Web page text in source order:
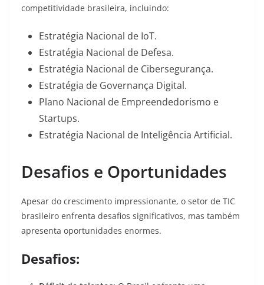
competitividade brasileira, incluindo:
Estratégia Nacional de IoT.
Estratégia Nacional de Defesa.
Estratégia Nacional de Cibersegurança.
Estratégia de Governança Digital.
Plano Nacional de Empreendedorismo e
Startups.
Estratégia Nacional de Inteligência Artificial.
Desafios e Oportunidades
Apesar do crescimento impressionante, o setor de TIC
brasileiro enfrenta desafios significativos, mas também
apresenta oportunidades enormes.
Desafios: